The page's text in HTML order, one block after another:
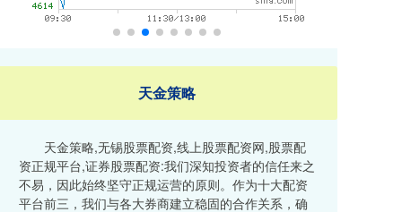
天金策略
天金策略,无锡股票配资,线上股票配资网,股票配
资正规平台,证券股票配资:我们深知投资者的信任来之
不易，因此始终坚守正规运营的原则。作为十大配资
平台前三，我们与各大券商建立稳固的合作关系，确